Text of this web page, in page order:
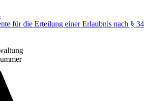
für die Erteilung einer Erlaubnis nach § 34